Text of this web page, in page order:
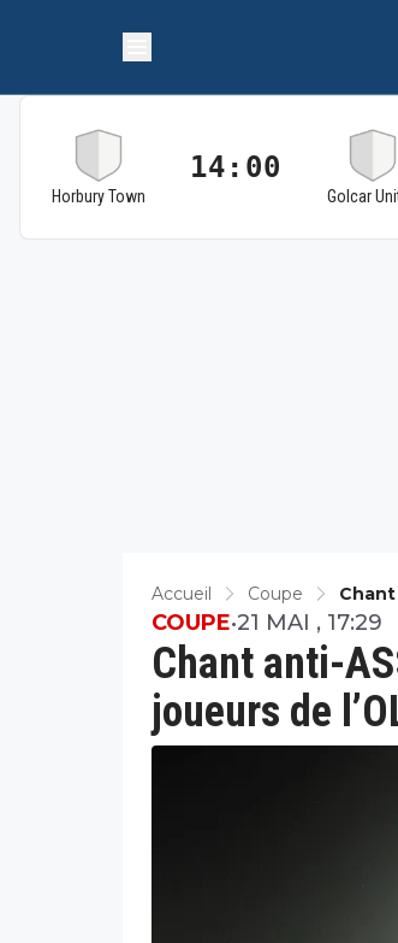
Horbury Town
14:00
Golcar
Accueil Coupe Chant
Chant anti-
joueurs de
COUPE•21 MAI , 17:29